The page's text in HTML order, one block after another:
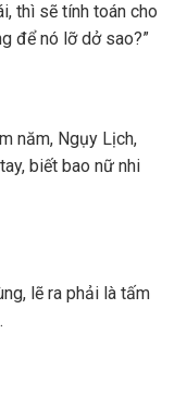
thì sẽ tính toán cho
để nó lỡ dở sao?”
năm, Ngụy Lịch,
biết bao nữ nhi
lẽ ra phải là tấm